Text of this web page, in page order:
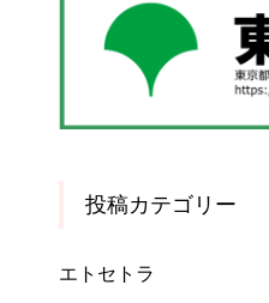
投稿カテゴリー
エトセトラ